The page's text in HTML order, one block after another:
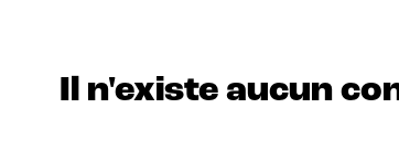
Il n'existe aucun